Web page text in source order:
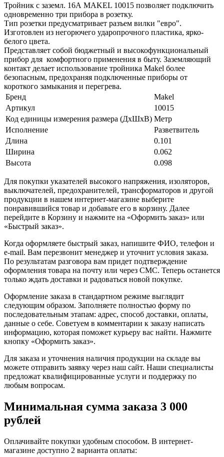
Тройник с заземл. 16А MAKEL 10015 позволяет подключить
одновременно три прибора в розетку.
Тип розетки предусматривает разъем вилки "евро".
Изготовлен из негорючего ударопрочного пластика, ярко-
белого цвета.
Представляет собой бюджетный и высокофункциональный
прибор для комфортного применения в быту. Заземляющий
контакт делает использование тройника Makel более
безопасным, предохраняя подключенные приборы от
короткого замыкания и перегрева.
Бренд
Makel
Артикул
10015
Код единицы измерения размера (ДхШхВ) Метр
Исполнение
Разветвитель
Длина
0.101
Ширина
0.062
Высота
0.098
Для покупки указателей высокого напряжения, изоляторов,
выключателей, предохранителей, трансформаторов и другой
продукции в нашем интернет-магазине выберите
понравившийся товар и добавьте его в корзину. Далее
перейдите в Корзину и нажмите на «Оформить заказ» или
«Быстрый заказ».
Когда оформляете быстрый заказ, напишите ФИО, телефон и
e-mail. Вам перезвонит менеджер и уточнит условия заказа.
По результатам разговора вам придет подтверждение
оформления товара на почту или через СМС. Теперь останется
только ждать доставки и радоваться новой покупке.
Оформление заказа в стандартном режиме выглядит
следующим образом. Заполняете полностью форму по
последовательным этапам: адрес, способ доставки, оплаты,
данные о себе. Советуем в комментарии к заказу написать
информацию, которая поможет курьеру вас найти. Нажмите
кнопку «Оформить заказ».
Для заказа и уточнения наличия продукции на складе вы
можете отправить заявку через наш сайт. Наши специалисты
предложат квалифицированные услуги и поддержку по
любым вопросам.
Минимальная сумма заказа 3 000
рублей
Оплачивайте покупки удобным способом. В интернет-
магазине доступно 2 варианта оплаты: